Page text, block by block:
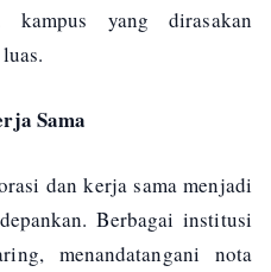
kampus yang dirasakan
Sama
dan kerja sama menjadi
Berbagai institusi
menandatangani nota